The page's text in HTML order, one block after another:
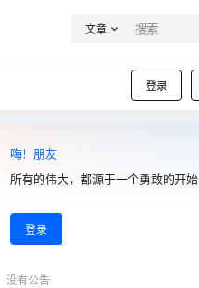
文章
登录
嗨！朋友
所有的伟大，都源于一个勇敢的开始
登录
没有公告